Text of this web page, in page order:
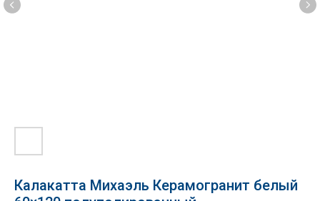
Калакатта Михаэль Керамогранит белый